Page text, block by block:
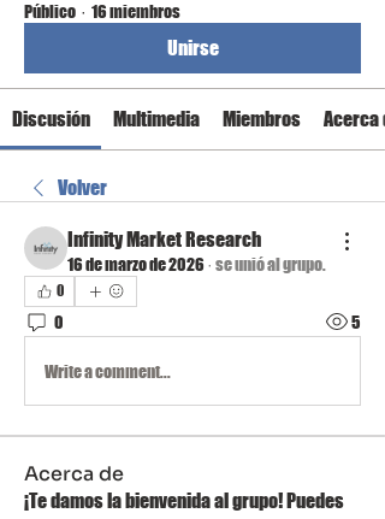
Público · 16 miembros
Unirse
Discusión Multimedia Miembros Acerca
Volver
Infinity Market Research
16 de marzo de 2026· se unió al grupo.
0
0 5
Write a comment...
Acerca de
¡Te damos la bienvenida al grupo! Puedes